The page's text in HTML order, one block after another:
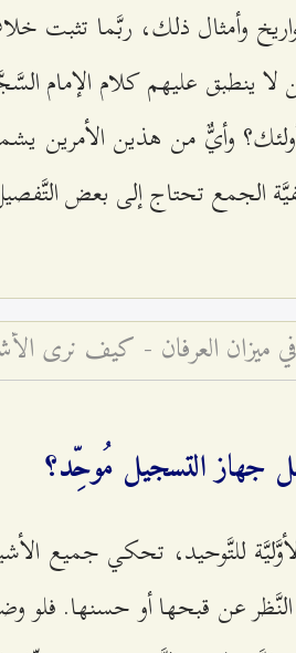
وأمثال ذلك، ربَّما
ينطبق عليهم كلام الإمام
وأيٌّ من هذين الأمرين يشمل
الجمع تحتاج إلى بعض
جهاز التسجيل مُوحِّد؟
للتَّوحيد، تحكي جميع
النَّظر عن قبحها أو حسنها.